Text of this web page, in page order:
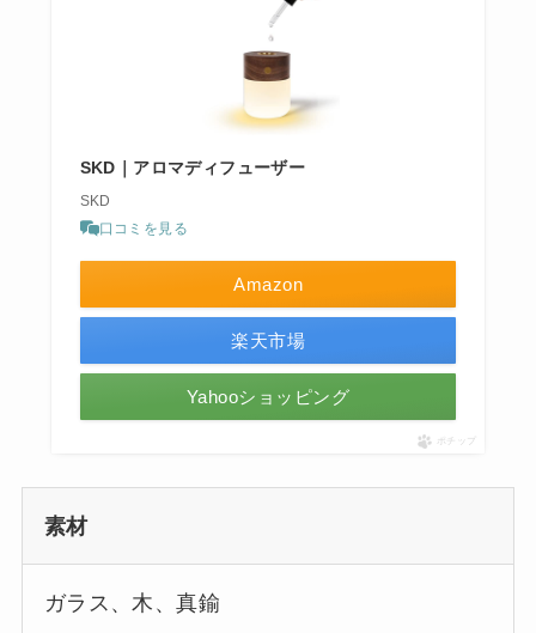
SKD｜アロマディフューザー
SKD
口コミを見る
Amazon
楽天市場
Yahooショッピング
ポチップ
素材
ガラス、木、真鍮